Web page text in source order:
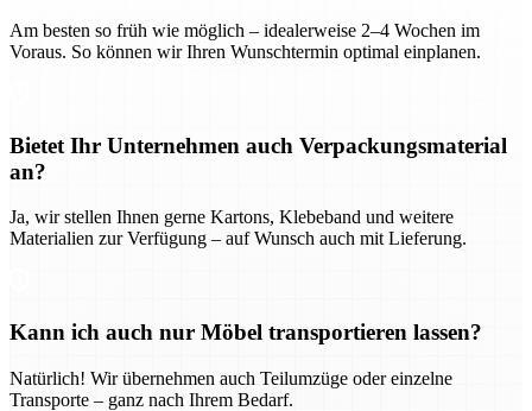
Am besten so früh wie möglich – idealerweise 2–4 Wochen im
Voraus. So können wir Ihren Wunschtermin optimal einplanen.
Bietet Ihr Unternehmen auch Verpackungsmaterial
an?
Ja, wir stellen Ihnen gerne Kartons, Klebeband und weitere
Materialien zur Verfügung – auf Wunsch auch mit Lieferung.
Kann ich auch nur Möbel transportieren lassen?
Natürlich! Wir übernehmen auch Teilumzüge oder einzelne
Transporte – ganz nach Ihrem Bedarf.